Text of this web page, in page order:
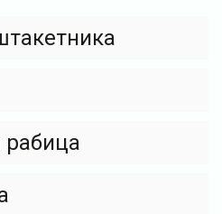
рабица